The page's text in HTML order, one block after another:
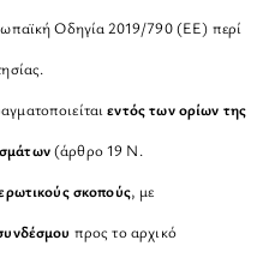
Οδηγία 2019/790 (ΕΕ) περί
εντός των ορίων της
(άρθρο 19 Ν.
σκοπούς, με
προς το αρχικό